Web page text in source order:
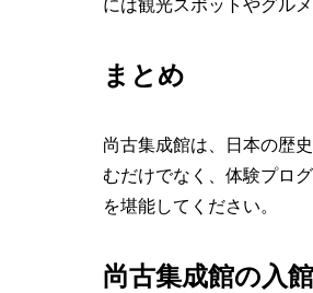
には観光スポットやグル
まとめ
尚古集成館は、日本の歴
むだけでなく、体験プロ
を堪能してください。
尚古集成館の入